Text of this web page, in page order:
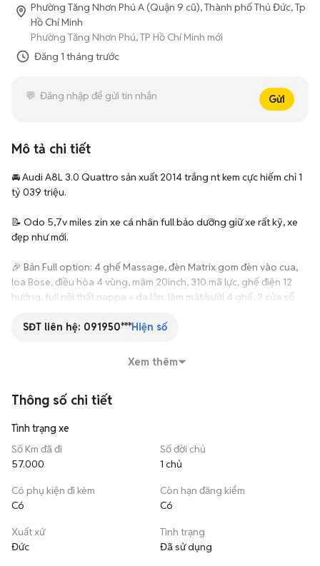
Phường Tăng Nhơn Phú A (Quận 9 cũ), Thành phố Thủ Đức, Tp
Hồ Chí Minh
Phường Tăng Nhơn Phú, TP Hồ Chí Minh mới
Đăng 1 tháng trước
Gửi
Mô tả chi tiết
🚘 Audi A8L 3.0 Quattro sản xuất 2014 trắng nt kem cực hiếm chỉ 1
tỷ 039 triệu.
📝 Odo 5,7v miles zin xe cá nhân full bảo dưỡng giữ xe rất kỹ, xe
đẹp như mới.
🎉 Bản Full option: 4 ghế Massage, đèn Matrix gom đèn vào cua,
loa Bose, điều hòa 4 vùng, mâm 20inch, 310 mã lực, ghế điện 12
hướng, full nội thất nappa + da lộn, làm mát/sưởi 4 ghế, 2 cửa sổ
- Xe không đâm đụng, kết cấu nguyên bản
- Bảo hành 3 - 6 tháng
- Hỗ trợ kiểm tra định kỳ xe miễn phí
- Hỗ trợ giao xe tận nhà
- Hỗ trợ đăng kiểm tại nhà
☎️ *** - Auto 2K
SĐT liên hệ: 091950***Hiện số
Xem thêm
Thông số chi tiết
Tình trạng xe
Số Km đã đi
57.000
Số đời chủ
1 chủ
Có phụ kiện đi kèm
Có
Còn hạn đăng kiểm
Có
Xuất xứ
Đức
Tình trạng
Đã sử dụng